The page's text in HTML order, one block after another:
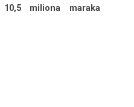
10,5 miliona maraka